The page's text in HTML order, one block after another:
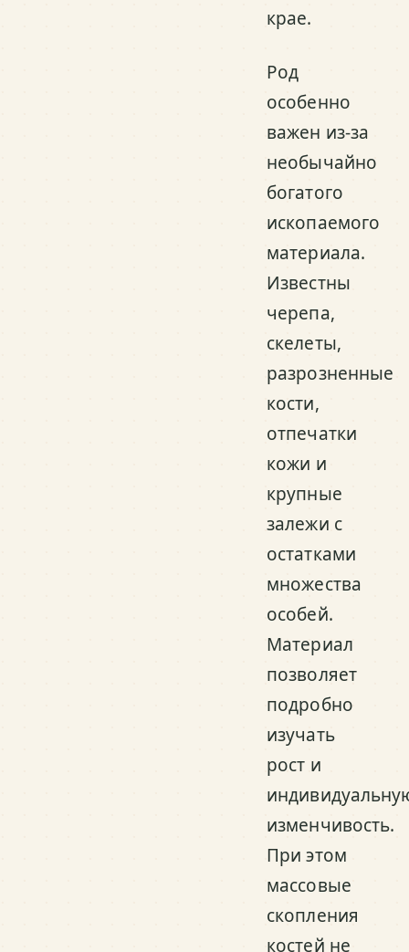
крае.
Род
особенно
важен из-за
необычайно
богатого
ископаемого
материала.
Известны
черепа,
скелеты,
разрозненные
кости,
отпечатки
кожи и
крупные
залежи с
остатками
множества
особей.
Материал
позволяет
подробно
изучать
рост и
изменчивость.
При этом
массовые
скопления
костей не